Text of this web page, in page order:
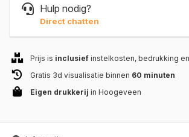
Hulp nodig?
Direct chatten
Prijs is inclusief instelkosten, bedrukking
Gratis 3d visualisatie binnen 60 minuten
Eigen drukkerij in Hoogeveen